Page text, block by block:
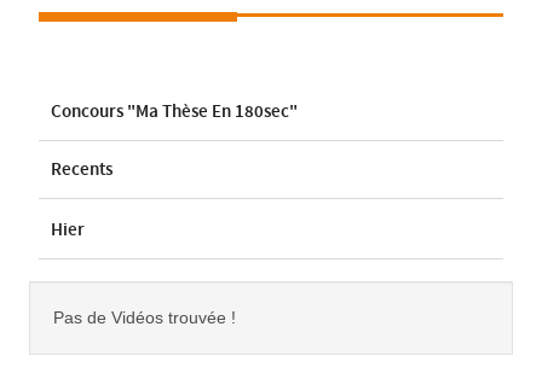
Concours "Ma Thèse En 180sec"
Recents
Hier
Pas de Vidéos trouvée !